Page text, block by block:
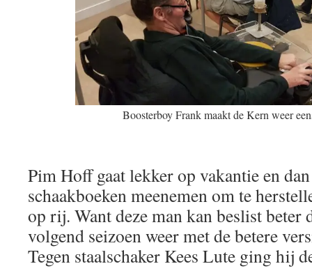
Boosterboy Frank maakt de Kern weer
Pim Hoff gaat lekker op vakantie en
schaakboeken meenemen om te
op rij. Want deze man kan beslist
volgend seizoen weer met de betere
Tegen staalschaker Kees Lute ging hij